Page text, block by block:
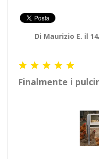
Di Maurizio E. il
    
Finalmente i